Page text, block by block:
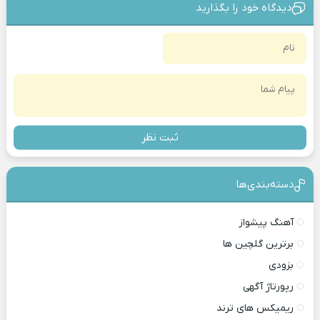
دیدگاه خود را بگذارید
ثبت نظر
دسته‌بندی‎‌‌ها
آهنگ پیشواز
برترین گلچین ها
بزودی
رپورتاژ آگهی
ریمیکس های ترند